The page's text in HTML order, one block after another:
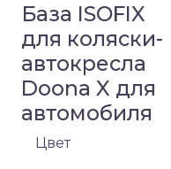
База ISOFIX
для коляски-
автокресла
Doona X для
автомобиля
Цвет